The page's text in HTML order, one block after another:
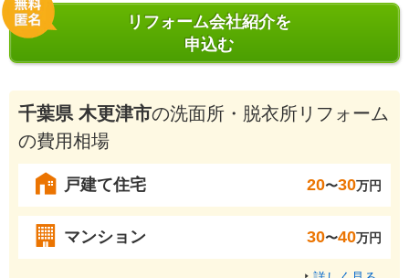
リフォーム会社紹介を
申込む
千葉県 木更津市の洗面所・脱衣所リフォーム
の費用相場
戸建て住宅 20〜30万円
マンション 30〜40万円